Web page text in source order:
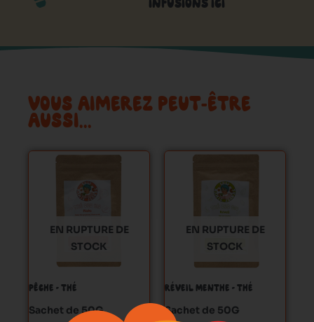
VOUS AIMEREZ PEUT-ÊTRE
AUSSI…
EN RUPTURE DE
STOCK
PÊCHE – THÉ
Sachet de 50G
Ce
variations.
Les
options
choisies
EN RUPTURE DE
STOCK
RÉVEIL MENTHE – THÉ
Sachet de 50G
a
variations.
Les
options
être
choisies